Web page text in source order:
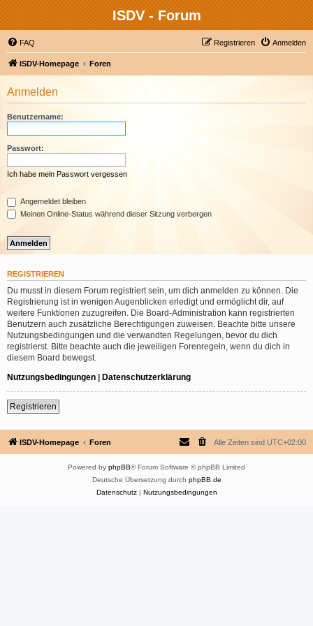
ISDV - Forum
FAQ Anmelden
Registrieren
ISDV-Homepage Foren
Anmelden
Benutzername:
Passwort:
Ich habe mein Passwort vergessen
Angemeldet bleiben
Meinen Online-Status während dieser Sitzung verbergen
REGISTRIEREN
Du musst in diesem Forum registriert sein, um dich anmelden zu können. Die
Registrierung ist in wenigen Augenblicken erledigt und ermöglicht dir, auf
weitere Funktionen zuzugreifen. Die Board-Administration kann registrierten
Benutzern auch zusätzliche Berechtigungen zuweisen. Beachte bitte unsere
Nutzungsbedingungen und die verwandten Regelungen, bevor du dich
registrierst. Bitte beachte auch die jeweiligen Forenregeln, wenn du dich in
diesem Board bewegst.
Nutzungsbedingungen | Datenschutzerklärung
Registrieren
ISDV-Homepage Foren Alle Zeiten sind UTC+02:00
Powered by phpBB® Forum Software © phpBB Limited
Deutsche Übersetzung durch phpBB.de
Datenschutz| Nutzungsbedingungen